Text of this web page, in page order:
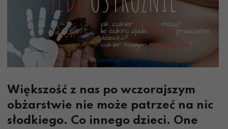
Większość z nas po wczorajszym
obżarstwie nie może patrzeć na nic
słodkiego. Co innego dzieci. One